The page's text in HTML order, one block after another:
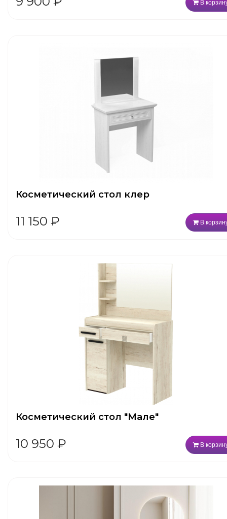
В
Косметический стол клер
11 150 ₽ В
Косметический стол "Мале"
10 950 ₽ В